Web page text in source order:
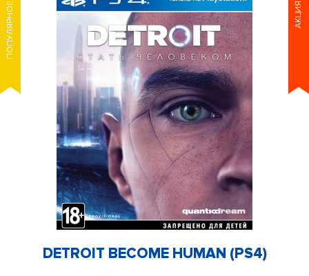
АКЦИЯ
ПОПУЛЯРНОЕ
DETROIT BECOME HUMAN (PS4)